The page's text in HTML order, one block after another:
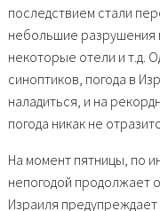
последствием стали
небольшие разрушения
некоторые отели и т.д.
синоптиков, погода в
наладиться, и на
погода никак не
На момент пятницы, по
непогодой продолжает
Израиля